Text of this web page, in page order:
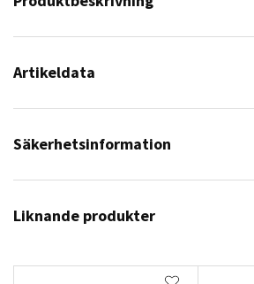
Artikeldata
Säkerhetsinformation
Liknande produkter